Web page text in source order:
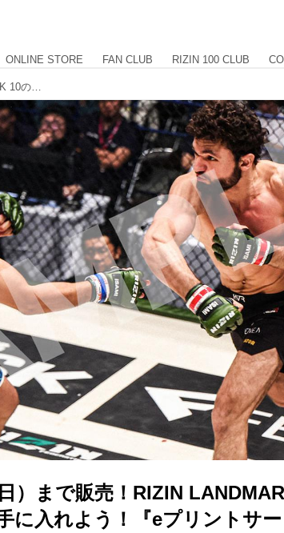
ONLINE STORE FAN CLUB RIZIN 100 CLUB
）まで販売！RIZIN
に入れよう！『eプリントサ